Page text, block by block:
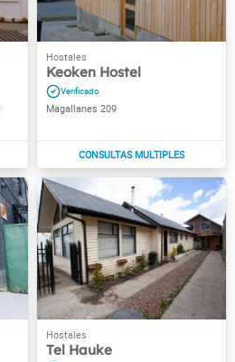
Keoken Hostel
Magallanes 209
Tel Hauke